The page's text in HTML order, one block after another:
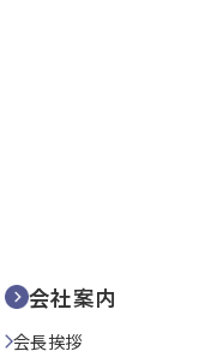
会社案内
会長挨拶